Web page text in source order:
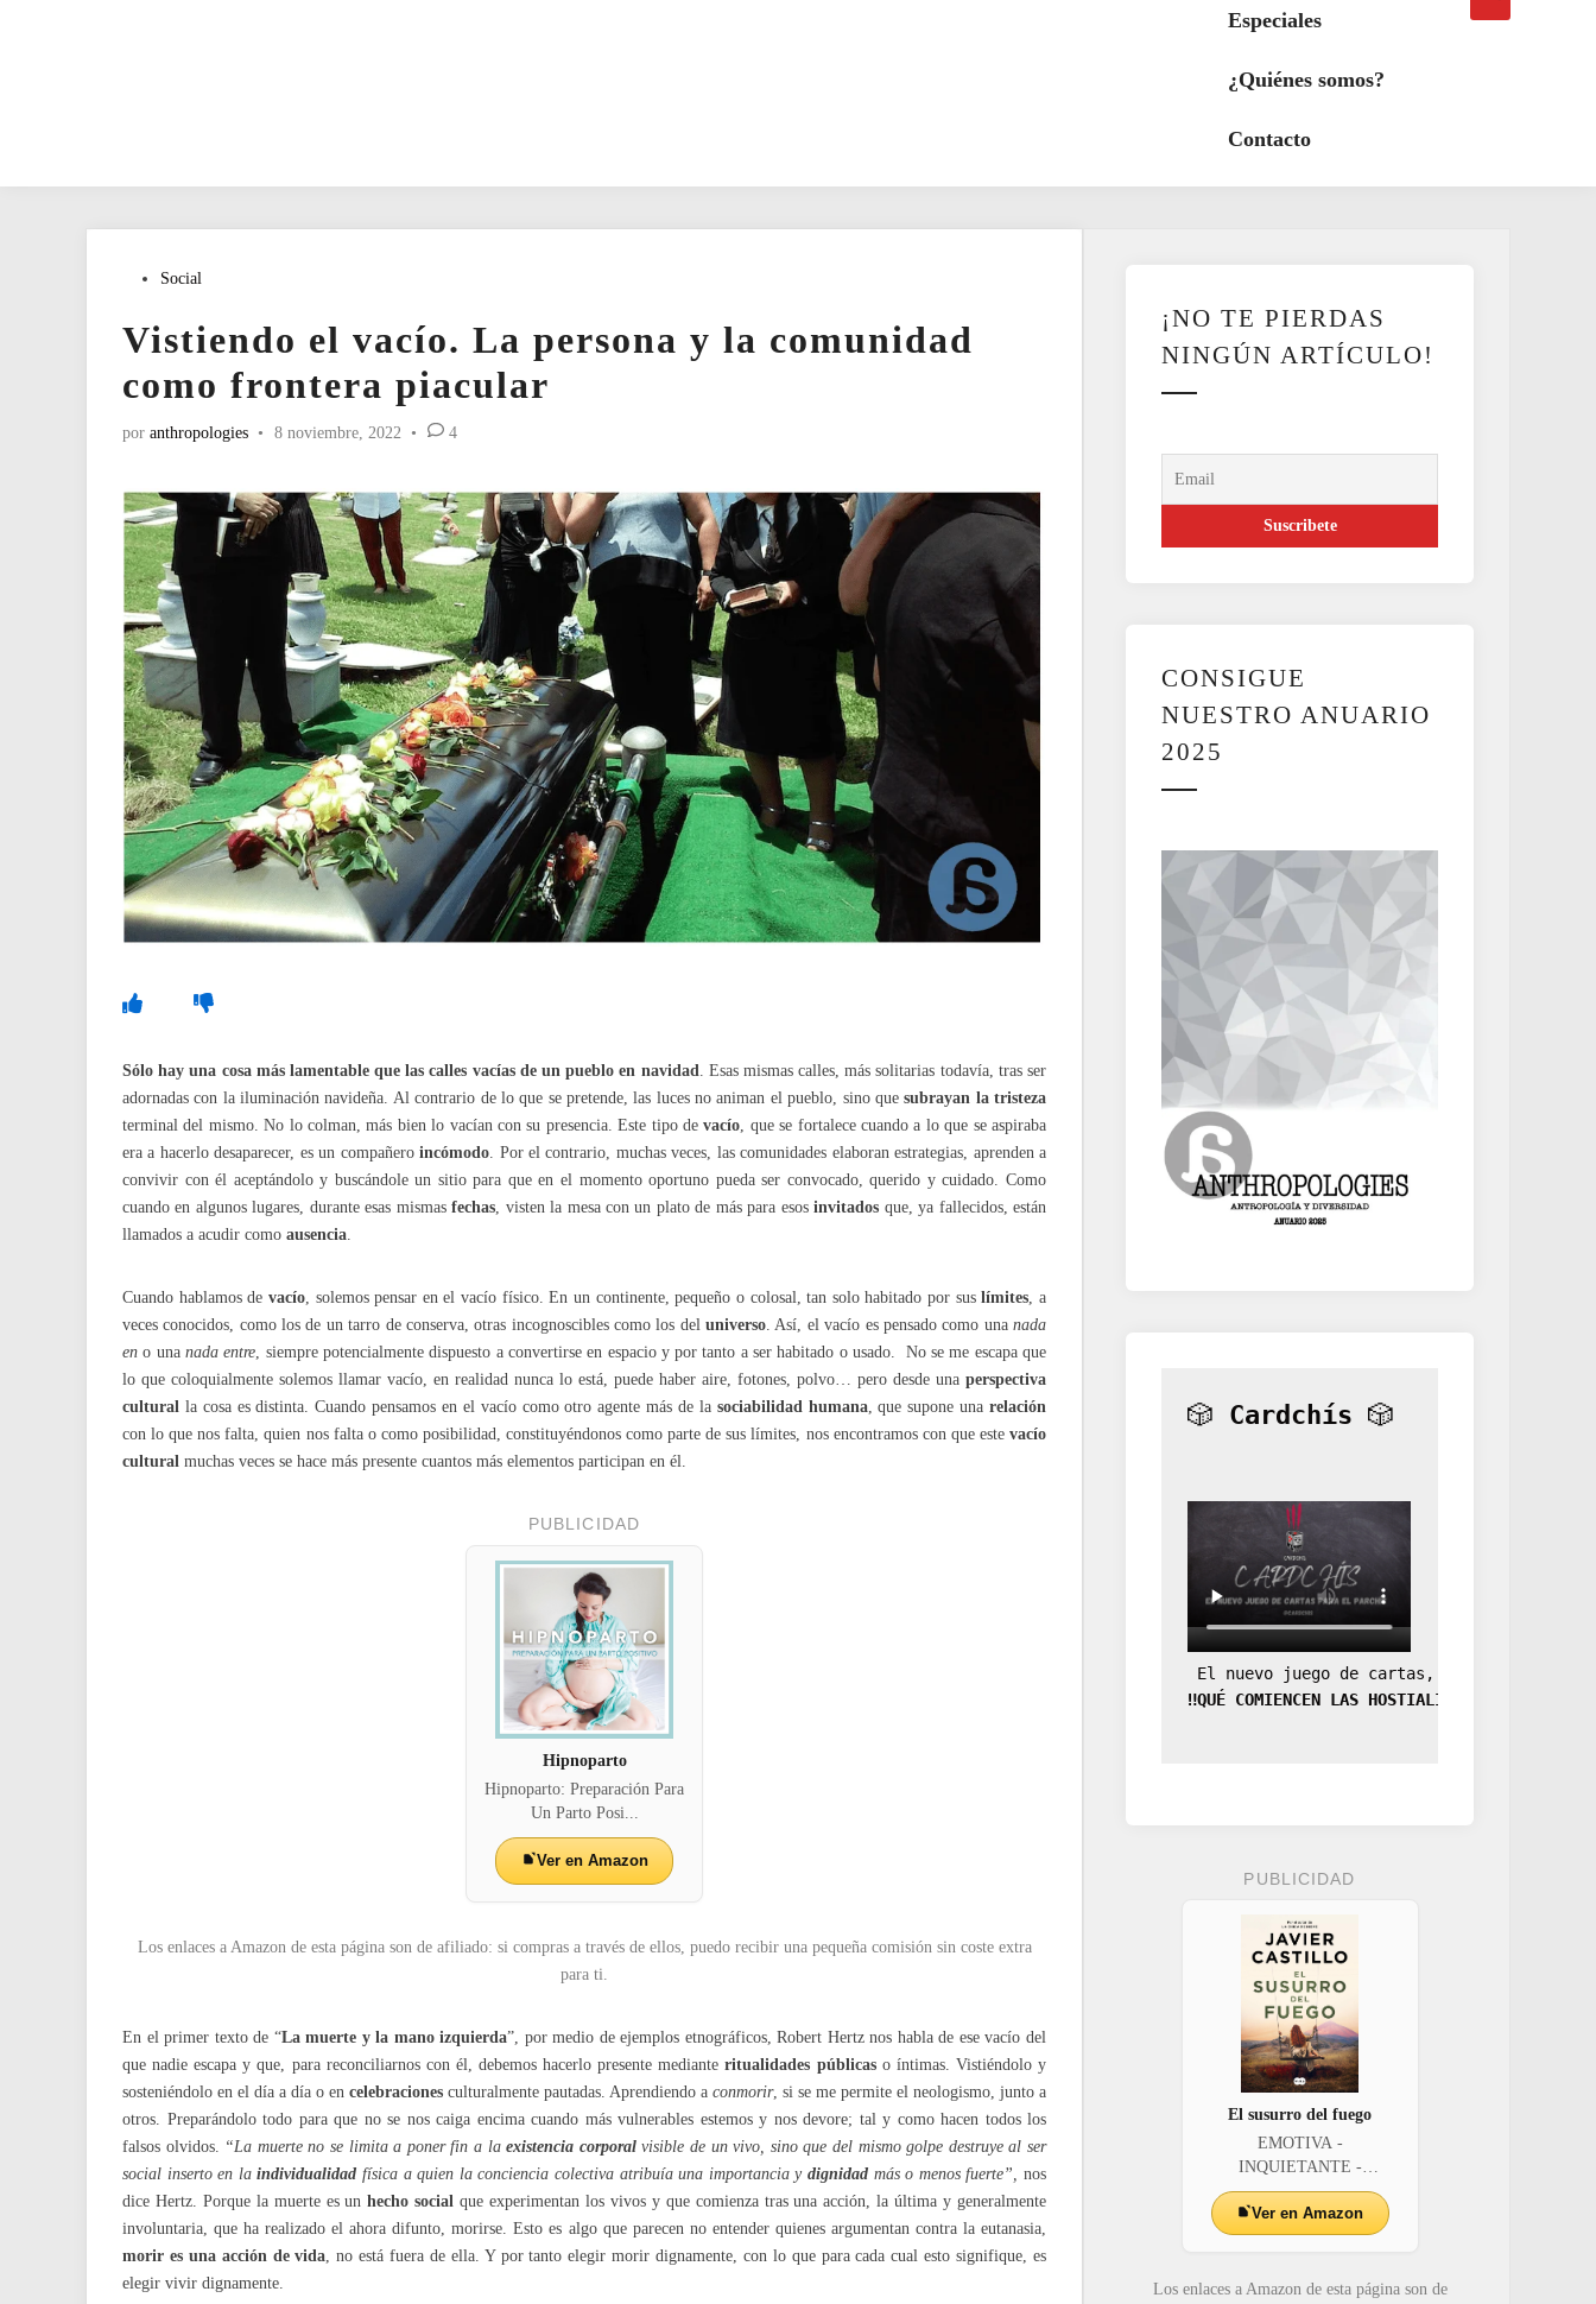
Especiales
¿Quiénes somos?
Contacto
búsqueda
Publicado
Social
Vistiendo el vacío. La persona y la comunidad
como frontera piacular
por anthropologies • 8 noviembre, 2022 • 4
Sólo hay una cosa más lamentable que las calles vacías de un pueblo en navidad. Esas mismas calles, más solitarias todavía, tras ser
adornadas con la iluminación navideña. Al contrario de lo que se pretende, las luces no animan el pueblo, sino quesubrayan la tristeza
terminal del mismo. No lo colman, más bien lo vacían con su presencia. Este tipo devacío, que se fortalece cuando a lo que se aspiraba
era a hacerlo desaparecer, es un compañeroincómodo. Por el contrario, muchas veces, las comunidades elaboran estrategias, aprenden a
convivir con él aceptándolo y buscándole un sitio para que en el momento oportuno pueda ser convocado, querido y cuidado. Como
cuando en algunos lugares, durante esas mismasfechas, visten la mesa con un plato de más para esosinvitados que, ya fallecidos, están
llamados a acudir como ausencia.
Cuando hablamos de vacío, solemos pensar en el vacío físico. En un continente, pequeño o colosal, tan solo habitado por suslímites, a
veces conocidos, como los de un tarro de conserva, otras incognoscibles como los deluniverso. Así, el vacío es pensado como unanada
eno una nada entre, siempre potencialmente dispuesto a convertirse en espacio y por tanto a ser habitado o usado. No se me escapa que
lo que coloquialmente solemos llamar vacío, en realidad nunca lo está, puede haber aire, fotones, polvo… pero desde una perspectiva
cultural la cosa es distinta. Cuando pensamos en el vacío como otro agente más de la sociabilidad humana, que supone unarelación
con lo que nos falta, quien nos falta o como posibilidad, constituyéndonos como parte de sus límites, nos encontramos con que este vacío
cultural muchas veces se hace más presente cuantos más elementos participan en él.
PUBLICIDAD
Hipnoparto
Hipnoparto: Preparación Para
Un Parto Posi...
Ver en Amazon
Los enlaces a Amazon de esta página son de afiliado: si compras a través de ellos, puedo recibir una pequeña comisión sin coste extra
para ti.
En el primer texto de “La muerte y la mano izquierda”, por medio de ejemplos etnográficos, Robert Hertz nos habla de ese vacío del
que nadie escapa y que, para reconciliarnos con él, debemos hacerlo presente medianteritualidades públicaso íntimas. Vistiéndolo y
sosteniéndolo en el día a día o en celebraciones culturalmente pautadas. Aprendiendo a conmorir, si se me permite el neologismo, junto a
otros. Preparándolo todo para que no se nos caiga encima cuando más vulnerables estemos y nos devore; tal y como hacen todos los
falsos olvidos. “La muerte no se limita a poner fin a laexistencia corporalvisible de un vivo, sino que del mismo golpe destruye al ser
social inserto en laindividualidad física a quien la conciencia colectiva atribuía una importancia ydignidad más o menos fuerte”,nos
dice Hertz. Porque la muerte es unhecho social que experimentan los vivos y que comienza tras una acción, la última y generalmente
involuntaria, que ha realizado el ahora difunto, morirse. Esto es algo que parecen no entender quienes argumentan contra la eutanasia,
morir es una acción de vida, no está fuera de ella. Y por tanto elegir morir dignamente, con lo que para cada cual esto signifique, es
elegir vivir dignamente.
¡NO TE PIERDAS
NINGÚN ARTÍCULO!
CONSIGUE
NUESTRO ANUARIO
2025
🎲 Cardchís 🎲
El nuevo juego de cartas, la expansión
‼️QUÉ COMIENCEN LAS HOSTIALIDADES‼️
PUBLICIDAD
El susurro del fuego
EMOTIVA -
INQUIETANTE -
ENIGMÁTICA - PODER...
Ver en Amazon
Los enlaces a Amazon de esta página son de